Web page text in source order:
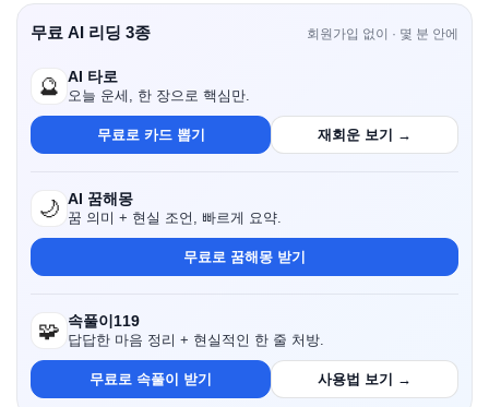
무료 AI 리딩 3종 회원가입 없이 · 몇 분 안에
🔮 AI 타로
오늘 운세, 한 장으로 핵심만.
무료로 카드 뽑기 재회운 보기 →
🌙 AI 꿈해몽
꿈 의미 + 현실 조언, 빠르게 요약.
무료로 꿈해몽 받기
🧩 속풀이119
답답한 마음 정리 + 현실적인 한 줄 처방.
무료로 속풀이 받기 사용법 보기 →